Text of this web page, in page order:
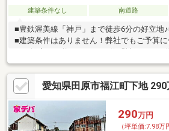
建築条件なし 南道路
■豊鉄渥美線「神戸」まで徒歩6分の好立地
■建築条件はありません！弊社でもご予算
愛知県田原市福江町下地 290
290万円
（坪単価:7.98万